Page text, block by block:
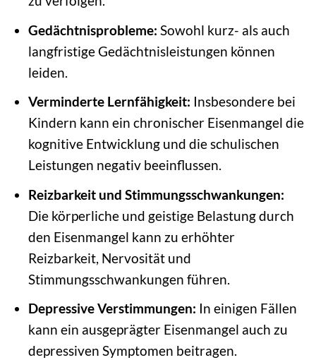
Gedächtnisprobleme: Sowohl kurz- als auch
langfristige Gedächtnisleistungen können
leiden.
Verminderte Lernfähigkeit: Insbesondere bei
Kindern kann ein chronischer Eisenmangel die
kognitive Entwicklung und die schulischen
Leistungen negativ beeinflussen.
Reizbarkeit und Stimmungsschwankungen:
Die körperliche und geistige Belastung durch
den Eisenmangel kann zu erhöhter
Reizbarkeit, Nervosität und
Stimmungsschwankungen führen.
Depressive Verstimmungen: In einigen Fällen
kann ein ausgeprägter Eisenmangel auch zu
depressiven Symptomen beitragen.